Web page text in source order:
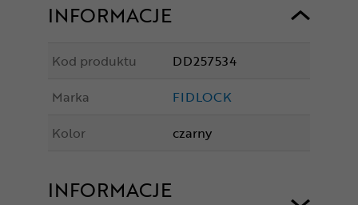
INFORMACJE
Kod produktu
DD257534
Marka
FIDLOCK
Kolor
czarny
INFORMACJE